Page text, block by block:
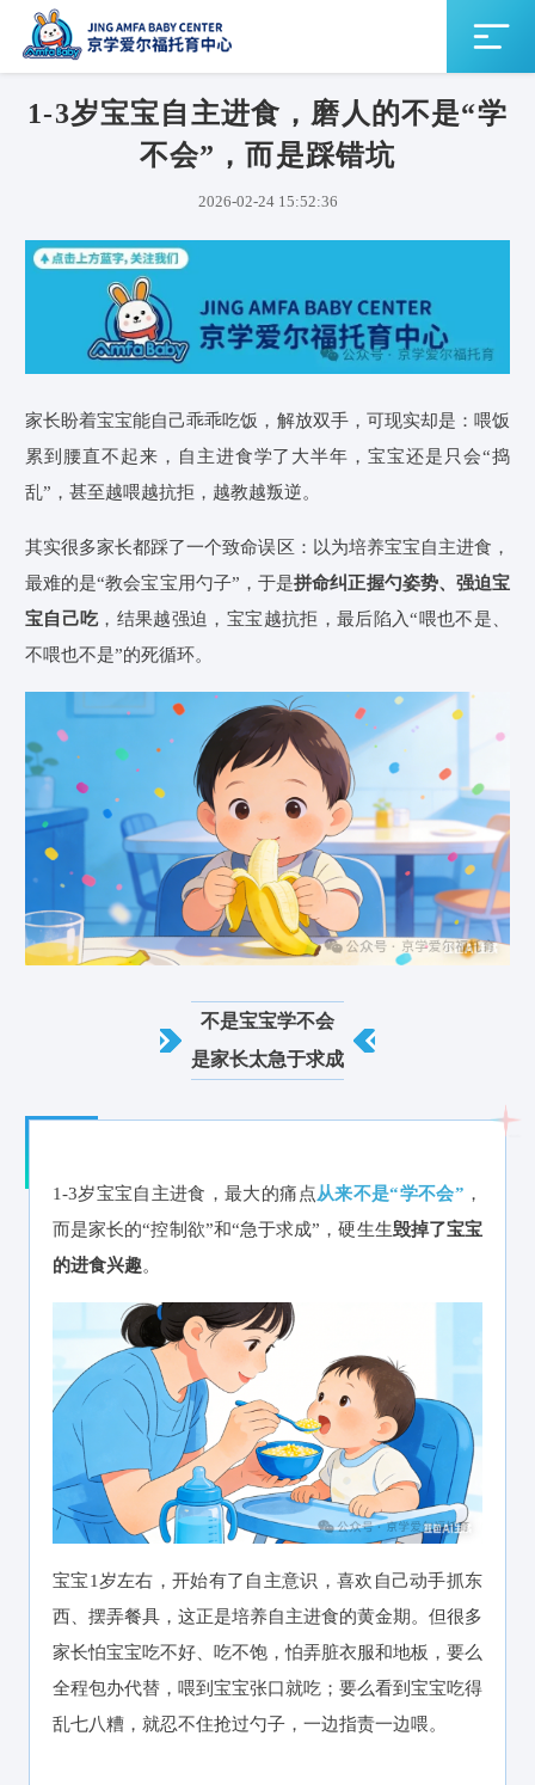
1-3岁宝宝自主进食，磨人的不是“学
不会”，而是踩错坑
2026-02-24 15:52:36
家长盼着宝宝能自己乖乖吃饭，解放双手，可现实却是：喂饭
累到腰直不起来，自主进食学了大半年，宝宝还是只会“捣
乱”，甚至越喂越抗拒，越教越叛逆。
其实很多家长都踩了一个致命误区：以为培养宝宝自主进食，
最难的是“教会宝宝用勺子”，于是拼命纠正握勺姿势、强迫宝
宝自己吃，结果越强迫，宝宝越抗拒，最后陷入“喂也不是、
不喂也不是”的死循环。
不是宝宝学不会
是家长太急于求成
1-3岁宝宝自主进食，最大的痛点从来不是“学不会” ，
而是家长的“控制欲”和“急于求成”，硬生生毁掉了宝宝
的进食兴趣。
宝宝1岁左右，开始有了自主意识，喜欢自己动手抓东
西、摆弄餐具，这正是培养自主进食的黄金期。但很多
家长怕宝宝吃不好、吃不饱，怕弄脏衣服和地板，要么
全程包办代替，喂到宝宝张口就吃；要么看到宝宝吃得
乱七八糟，就忍不住抢过勺子，一边指责一边喂。